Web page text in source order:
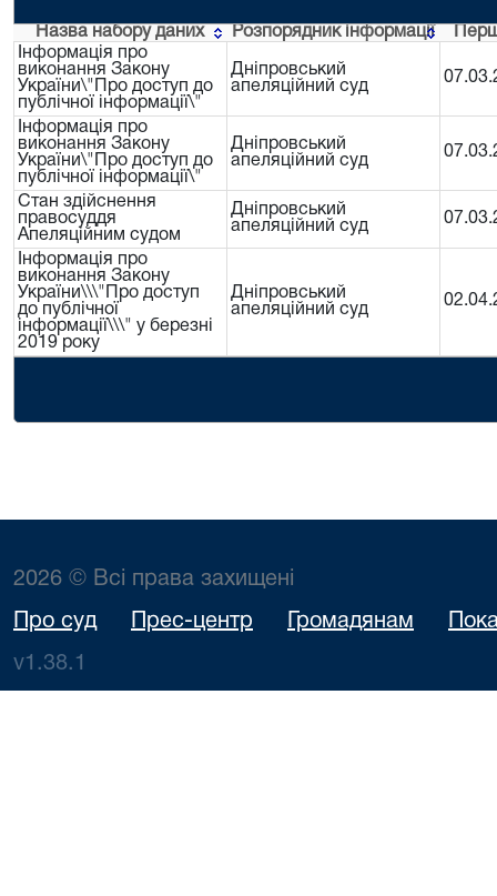
Назва набору даних Розпорядник інформації
Інформація про
виконання Закону
України\"Про доступ до
публічної інформації\"
Дніпровський
апеляційний суд
Інформація про
виконання Закону
України\"Про доступ до
публічної інформації\"
Дніпровський
апеляційний суд
Стан здійснення
правосуддя
Апеляційним судом
Дніпровський
апеляційний суд
Інформація про
виконання Закону
України\\\"Про доступ
до публічної
інформації\\\" у березні
2019 року
Дніпровський
апеляційний суд
2026 © Всі права захищені
Про суд Прес-центр Громадянам
v1.38.1